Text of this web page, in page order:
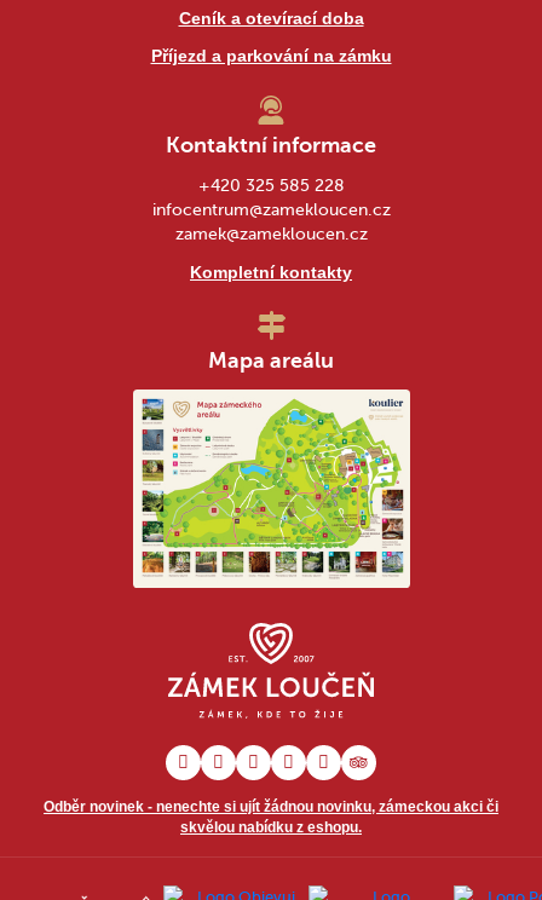
Ceník a otevírací doba
Příjezd a parkování na zámku
Odběr novinek - nenechte si ujít žádnou novinku, zámeckou akci či
skvělou nabídku z eshopu.
Kontaktní informace
+420 325 585 228
infocentrum@zamekloucen.cz
zamek@zamekloucen.cz
Kompletní kontakty
Mapa areálu